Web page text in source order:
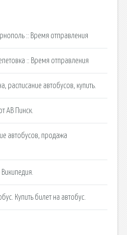
:: Время отправления
:: Время отправления
расписание автобусов, купить.
АВ Пинск.
автобусов, продажа
Купить билет на автобус.